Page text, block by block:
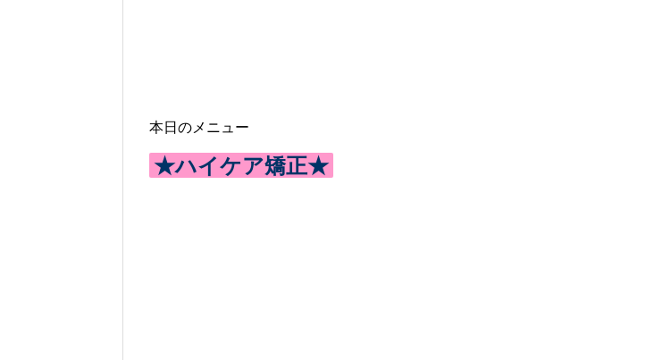
本日のメニュー
★ハイケア矯正★